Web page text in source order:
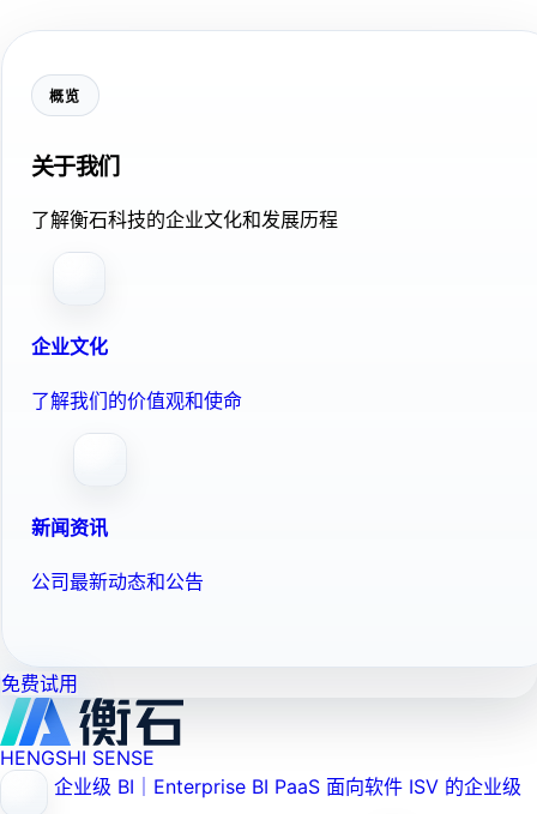
概览
关于我们
了解衡石科技的企业文化和发展历程
企业文化
了解我们的价值观和使命
新闻资讯
公司最新动态和公告
免费试用
HENGSHI SENSE
企业级 BI｜Enterprise BI PaaS 面向软件 ISV 的企业级